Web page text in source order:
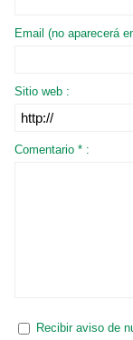
Email (no aparecerá
Sitio web :
Comentario * :
Recibir aviso de